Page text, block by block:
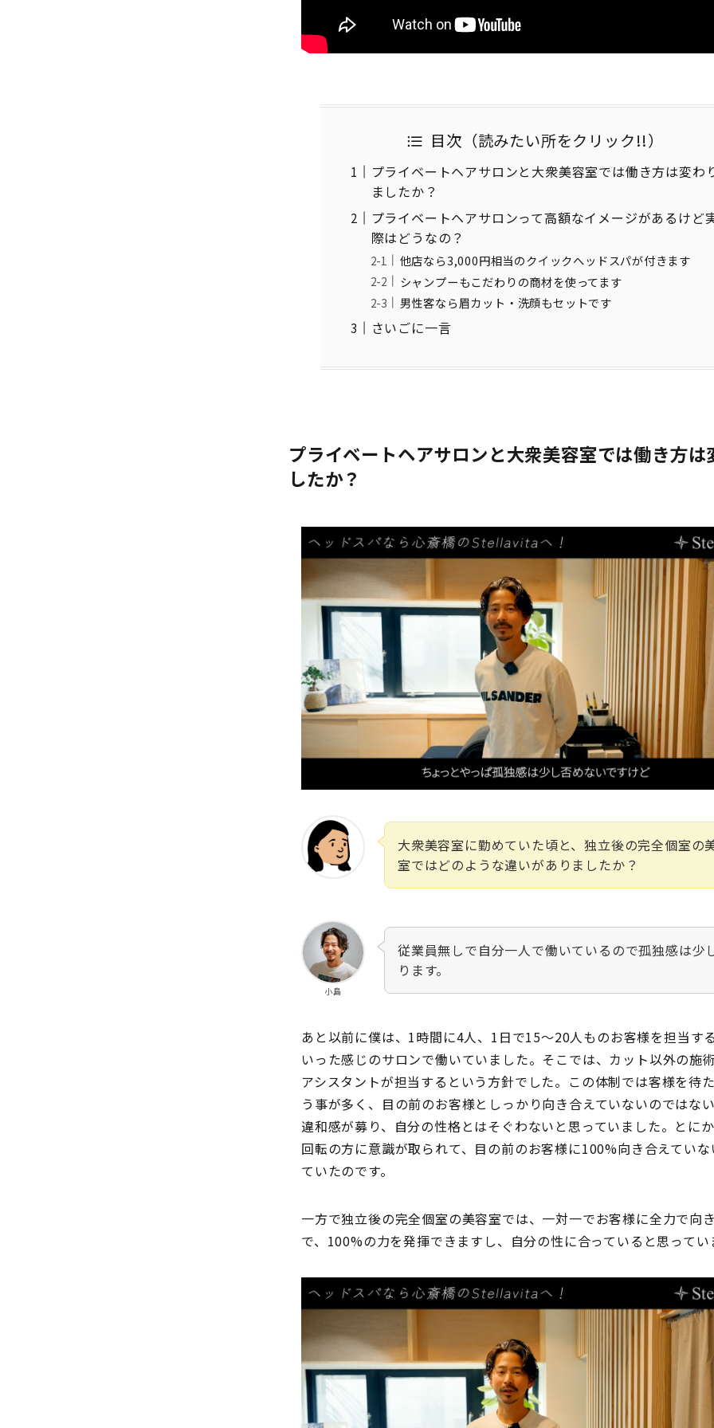
目次（読みたい所をクリック!!）
プライベートヘアサロンと大衆美容室では働き方は変わ
ましたか？
プライベートヘアサロンって高額なイメージがあるけど
際はどうなの？
他店なら3,000円相当のクイックへッドスパが付きます
シャンプーもこだわりの商材を使ってます
男性客なら眉カット・洗顔もセットです
さいごに一言
プライベートヘアサロンと大衆美容室では働き方は
したか？
大衆美容室に勤めていた頃と、独立後の完全個室の
室ではどのような違いがありましたか？
小島
従業員無しで自分一人で働いているので孤独感は少
ります。
あと以前に僕は、1時間に4人、1日で15～20人ものお客様を担当す
いった感じのサロンで働いていました。そこでは、カット以外の施
アシスタントが担当するという方針でした。この体制では客様を待
う事が多く、目の前のお客様としっかり向き合えていないのではな
違和感が募り、自分の性格とはそぐわないと思っていました。とに
回転の方に意識が取られて、目の前のお客様に100%向き合えてい
ていたのです。
一方で独立後の完全個室の美容室では、一対一でお客様に全力で向
で、100%の力を発揮できますし、自分の性に合っていると思ってい